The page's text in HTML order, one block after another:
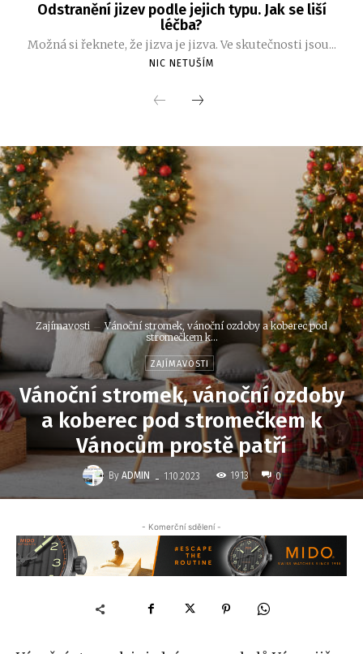
Odstranění jizev podle jejich typu. Jak se liší
léčba?
Možná si řeknete, že jizva je jizva. Ve skutečnosti jsou...
NIC NETUŠÍM